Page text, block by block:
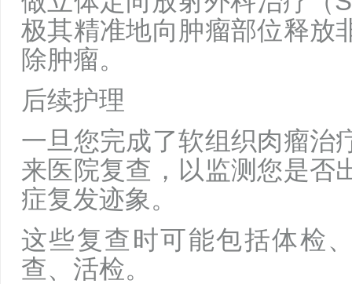
极其精准地向肿瘤部位释放
除肿瘤。
后续护理
一旦您完成了软组织肉瘤治
来医院复查，以监测您是否
症复发迹象。
这些复查时可能包括体检
查、活检。